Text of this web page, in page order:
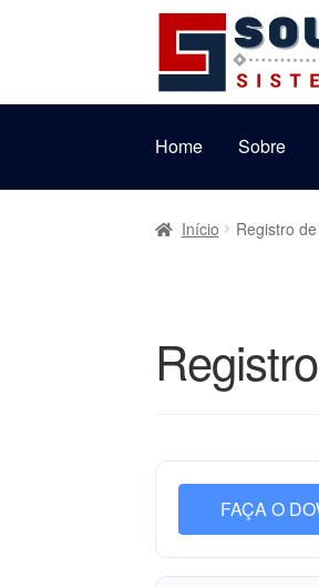
Pular
para
navegação
Pular
para
o
conteúdo
Home
Sobre
Início Registro
FAÇA O